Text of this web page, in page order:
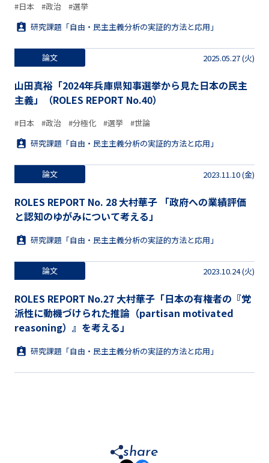
#日本 #政治
#選挙
研究課題「自由・民主主義分析の実証的方法と応用」
論文 2025.05.27 (火)
山田真裕「2024年兵庫県知事選挙から見た日本の民主
主義」（ROLES REPORT No.40）
#日本 #政治 #分極化 #選挙
#世論
研究課題「自由・民主主義分析の実証的方法と応用」
論文 2023.11.10 (金)
ROLES REPORT No. 28 大村華子 「政府への業績評価
と認知のゆがみについて考える」
研究課題「自由・民主主義分析の実証的方法と応用」
論文 2023.10.24 (火)
ROLES REPORT No.27 大村華子「日本の有権者の『党
派性に動機づけられた推論（partisan motivated
reasoning）』を考える」
研究課題「自由・民主主義分析の実証的方法と応用」
share